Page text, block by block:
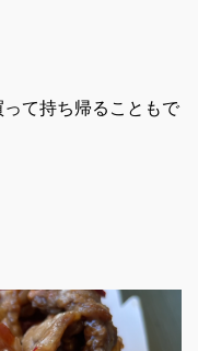
て持ち帰ることもで